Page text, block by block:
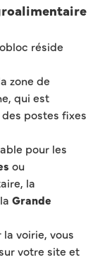
réside
zone de
qui est
postes fixes
pour les
ou
la
Grande
voirie, vous
votre site et